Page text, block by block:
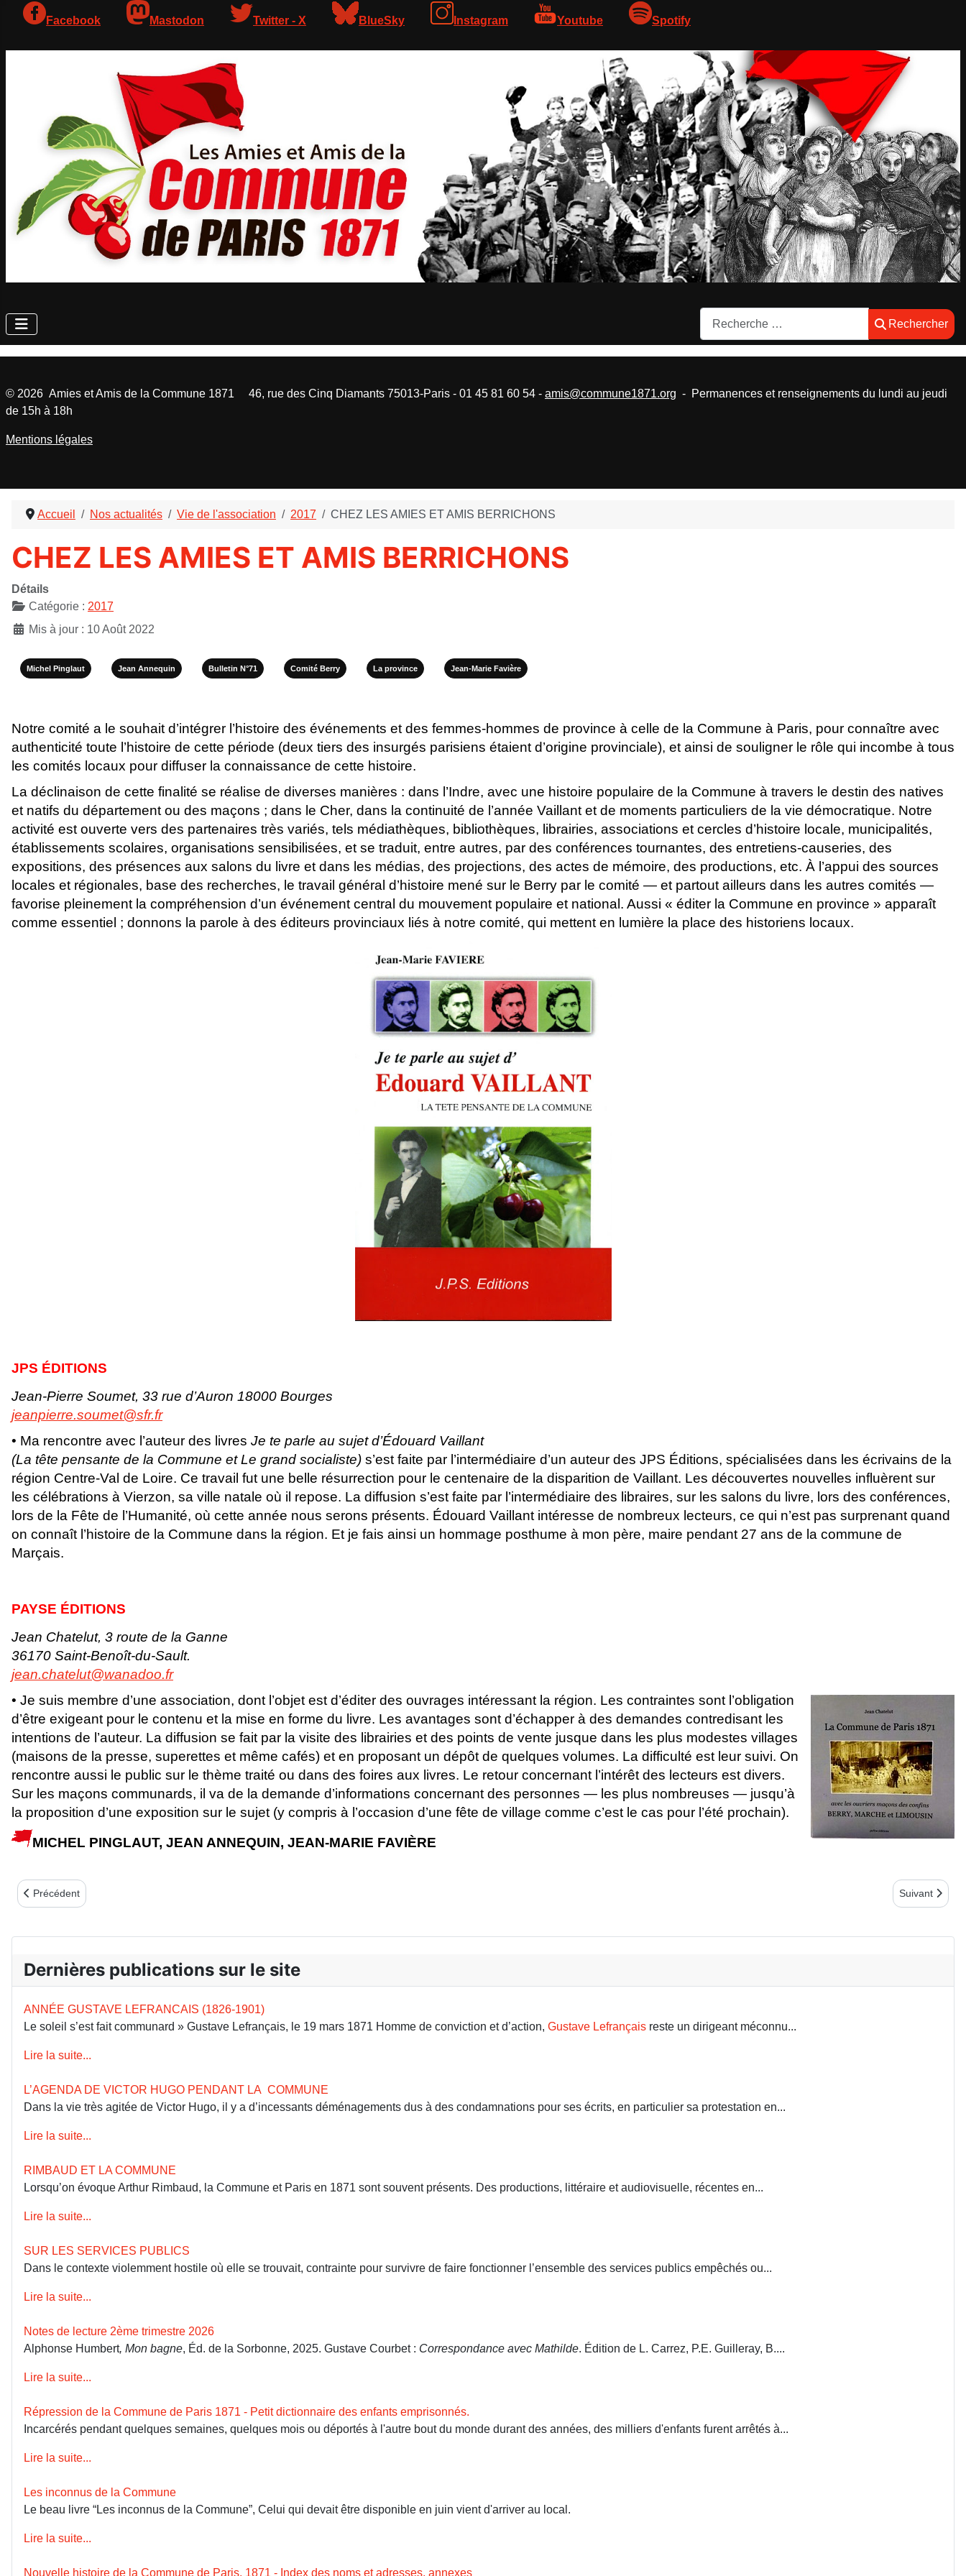
Facebook Mastodon Twitter - X BlueSky Instagram Youtube Spotify
Rechercher
Rechercher
Accueil Nos actualités Vie de l'association 2017 CHEZ LES AMIES ET AMIS BERRICHONS
CHEZ LES AMIES ET AMIS BERRICHONS
Détails
Catégorie : 2017
Mis à jour : 10 Août 2022
Michel Pinglaut Jean Annequin Bulletin N°71 Comité Berry La province Jean-Marie Favière
Notre comité a le souhait d’intégrer l’histoire des événements et des femmes-hommes de province à celle de la Commune à Paris, pour connaître avec
authenticité toute l’histoire de cette période (deux tiers des insurgés parisiens étaient d’origine provinciale), et ainsi de souligner le rôle qui incombe à tous
les comités locaux pour diffuser la connaissance de cette histoire.
La déclinaison de cette finalité se réalise de diverses manières : dans l’Indre, avec une histoire populaire de la Commune à travers le destin des natives
et natifs du département ou des maçons ; dans le Cher, dans la continuité de l’année Vaillant et de moments particuliers de la vie démocratique. Notre
activité est ouverte vers des partenaires très variés, tels médiathèques, bibliothèques, librairies, associations et cercles d’histoire locale, municipalités,
établissements scolaires, organisations sensibilisées, et se traduit, entre autres, par des conférences tournantes, des entretiens-causeries, des
expositions, des présences aux salons du livre et dans les médias, des projections, des actes de mémoire, des productions, etc. À l’appui des sources
locales et régionales, base des recherches, le travail général d’histoire mené sur le Berry par le comité — et partout ailleurs dans les autres comités —
favorise pleinement la compréhension d’un événement central du mouvement populaire et national. Aussi « éditer la Commune en province » apparaît
comme essentiel ; donnons la parole à des éditeurs provinciaux liés à notre comité, qui mettent en lumière la place des historiens locaux.
JPS ÉDITIONS
Jean-Pierre Soumet, 33 rue d’Auron 18000 Bourges
jeanpierre.soumet@sfr.fr
• Ma rencontre avec l’auteur des livres Je te parle au sujet d’Édouard Vaillant
(La tête pensante de la Commune et Le grand socialiste) s’est faite par l’intermédiaire d’un auteur des JPS Éditions, spécialisées dans les écrivains de la
région Centre-Val de Loire. Ce travail fut une belle résurrection pour le centenaire de la disparition de Vaillant. Les découvertes nouvelles influèrent sur
les célébrations à Vierzon, sa ville natale où il repose. La diffusion s’est faite par l’intermédiaire des libraires, sur les salons du livre, lors des conférences,
lors de la Fête de l’Humanité, où cette année nous serons présents. Édouard Vaillant intéresse de nombreux lecteurs, ce qui n’est pas surprenant quand
on connaît l’histoire de la Commune dans la région. Et je fais ainsi un hommage posthume à mon père, maire pendant 27 ans de la commune de
Marçais.
PAYSE ÉDITIONS
Jean Chatelut, 3 route de la Ganne
36170 Saint-Benoît-du-Sault.
jean.chatelut@wanadoo.fr
• Je suis membre d’une association, dont l’objet est d’éditer des ouvrages intéressant la région. Les contraintes sont l’obligation
d’être exigeant pour le contenu et la mise en forme du livre. Les avantages sont d’échapper à des demandes contredisant les
intentions de l’auteur. La diffusion se fait par la visite des librairies et des points de vente jusque dans les plus modestes villages
(maisons de la presse, superettes et même cafés) et en proposant un dépôt de quelques volumes. La difficulté est leur suivi. On
rencontre aussi le public sur le thème traité ou dans des foires aux livres. Le retour concernant l’intérêt des lecteurs est divers.
Sur les maçons communards, il va de la demande d’informations concernant des personnes — les plus nombreuses — jusqu’à
la proposition d’une exposition sur le sujet (y compris à l’occasion d’une fête de village comme c’est le cas pour l’été prochain).
MICHEL PINGLAUT, JEAN ANNEQUIN, JEAN-MARIE FAVIÈRE
Article précédent : LE VOYAGE À BRUXELLES
Précédent Article suivant
Suivant
Dernières publications sur le site
ANNÉE GUSTAVE LEFRANCAIS (1826-1901)
Le soleil s’est fait communard » Gustave Lefrançais, le 19 mars 1871 Homme de conviction et d’action, Gustave Lefrançais reste un dirigeant méconnu...
Lire la suite...
L’AGENDA DE VICTOR HUGO PENDANT LA COMMUNE
Dans la vie très agitée de Victor Hugo, il y a d’incessants déménagements dus à des condamnations pour ses écrits, en particulier sa protestation en...
Lire la suite...
RIMBAUD ET LA COMMUNE
Lorsqu’on évoque Arthur Rimbaud, la Commune et Paris en 1871 sont souvent présents. Des productions, littéraire et audiovisuelle, récentes en...
Lire la suite...
SUR LES SERVICES PUBLICS
Dans le contexte violemment hostile où elle se trouvait, contrainte pour survivre de faire fonctionner l’ensemble des services publics empêchés ou...
Lire la suite...
Notes de lecture 2ème trimestre 2026
Alphonse Humbert, Mon bagne, Éd. de la Sorbonne, 2025. Gustave Courbet : Correspondance avec Mathilde. Édition de L. Carrez, P.E. Guilleray, B....
Lire la suite...
Répression de la Commune de Paris 1871 - Petit dictionnaire des enfants emprisonnés.
Incarcérés pendant quelques semaines, quelques mois ou déportés à l'autre bout du monde durant des années, des milliers d'enfants furent arrêtés à...
Lire la suite...
Les inconnus de la Commune
Le beau livre “Les inconnus de la Commune”, Celui qui devait être disponible en juin vient d'arriver au local.
Lire la suite...
Nouvelle histoire de la Commune de Paris, 1871 - Index des noms et adresses, annexes
© 2026 Amies et Amis de la Commune 1871 46, rue des Cinq Diamants 75013-Paris - 01 45 81 60 54 - amis@commune1871.org - Permanences et renseignements du lundi au jeudi
de 15h à 18h
Mentions légales